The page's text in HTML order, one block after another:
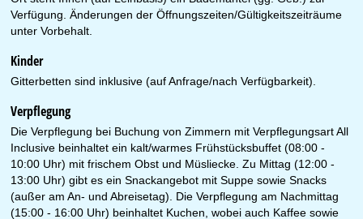
Verfügung. Änderungen der Öffnungszeiten/Gültigkeitszeiträume
unter Vorbehalt.
Kinder
Gitterbetten sind inklusive (auf Anfrage/nach Verfügbarkeit).
Verpflegung
Die Verpflegung bei Buchung von Zimmern mit Verpflegungsart All
Inclusive beinhaltet ein kalt/warmes Frühstücksbuffet (08:00 -
10:00 Uhr) mit frischem Obst und Müsliecke. Zu Mittag (12:00 -
13:00 Uhr) gibt es ein Snackangebot mit Suppe sowie Snacks
(außer am An- und Abreisetag). Die Verpflegung am Nachmittag
(15:00 - 16:00 Uhr) beinhaltet Kuchen, wobei auch Kaffee sowie